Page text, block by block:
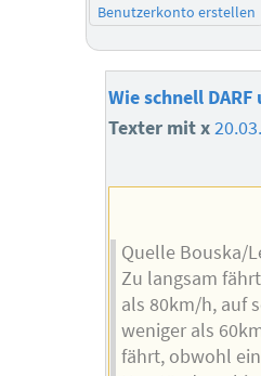
Benutzerkonto erstellen
Wie schnell
Texter mit x
Quelle Bouska/
Zu langsam
als 80km/h, auf
weniger als
fährt, obwohl